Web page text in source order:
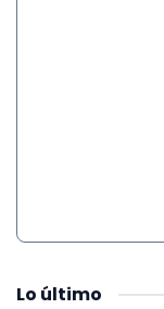
Lo último